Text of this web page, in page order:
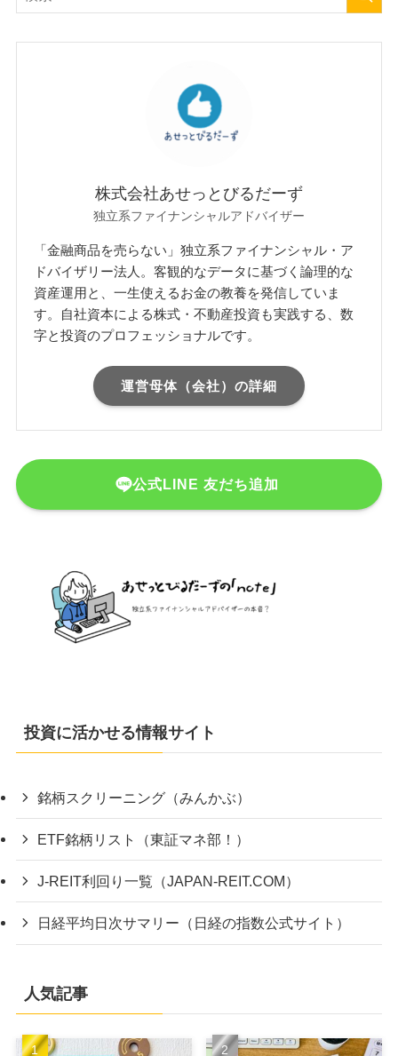
株式会社あせっとびるだーず
独立系ファイナンシャルアドバイザー
「金融商品を売らない」独立系ファイナンシャル・ア
ドバイザリー法人。客観的なデータに基づく論理的な
資産運用と、一生使えるお金の教養を発信していま
す。自社資本による株式・不動産投資も実践する、数
字と投資のプロフェッショナルです。
運営母体（会社）の詳細
公式LINE 友だち追加
投資に活かせる情報サイト
銘柄スクリーニング（みんかぶ）
ETF銘柄リスト（東証マネ部！）
J-REIT利回り一覧（JAPAN-REIT.COM）
日経平均日次サマリー（日経の指数公式サイト）
人気記事